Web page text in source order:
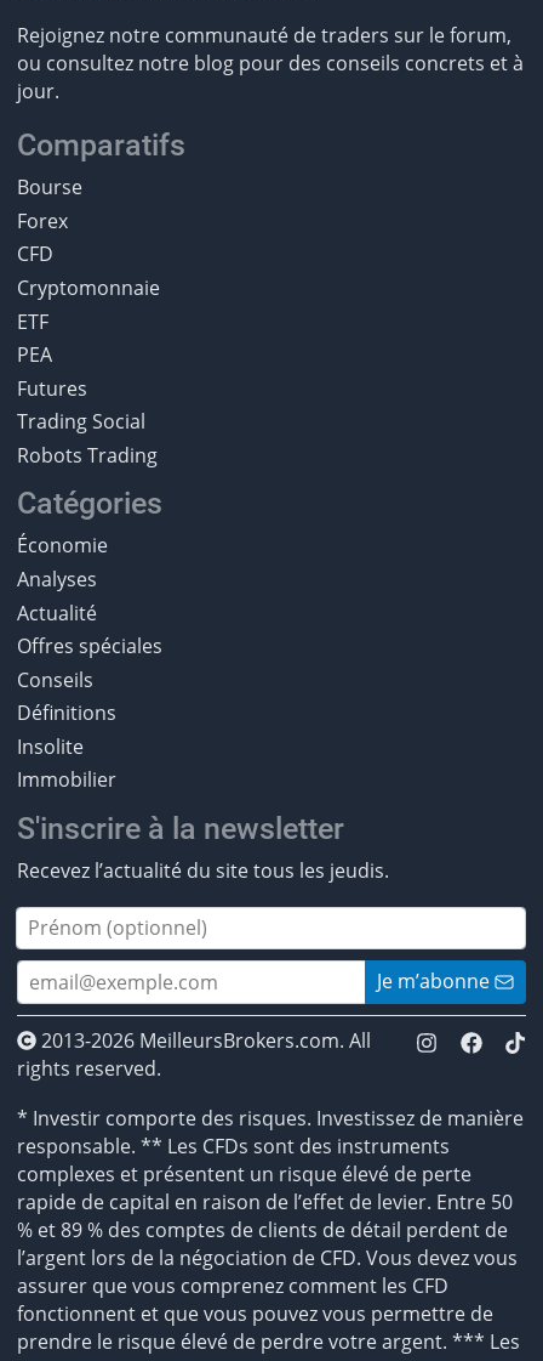
Rejoignez notre communauté de traders sur le forum,
ou consultez notre blog pour des conseils concrets et à
jour.
Comparatifs
Bourse
Forex
CFD
Cryptomonnaie
ETF
PEA
Futures
Trading Social
Robots Trading
Catégories
Économie
Analyses
Actualité
Offres spéciales
Conseils
Définitions
Insolite
Immobilier
S'inscrire à la newsletter
Recevez l’actualité du site tous les jeudis.
Je m’abonne
2013-2026 MeilleursBrokers.com. All
rights reserved.
* Investir comporte des risques. Investissez de manière
responsable. ** Les CFDs sont des instruments
complexes et présentent un risque élevé de perte
rapide de capital en raison de l’effet de levier. Entre 50
% et 89 % des comptes de clients de détail perdent de
l’argent lors de la négociation de CFD. Vous devez vous
assurer que vous comprenez comment les CFD
fonctionnent et que vous pouvez vous permettre de
prendre le risque élevé de perdre votre argent. *** Les